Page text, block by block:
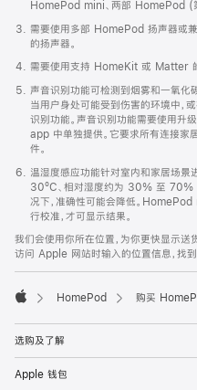
开)
HomePod mini、两部 HomePod (
需要使用多部 HomePod 扬声器或
的扬声器。
需要使用支持 HomeKit 或 Matter 的
声音识别功能可检测到烟雾和一氧化
当用户身处可能受到伤害的环境中，
识别功能。声音识别功能需要使用升
app 中单独提供。它要求所有连接
件。
温湿度感应功能针对室内和家居场景
30ºC、相对湿度约为 30% 至 70%
况下，准确性可能会降低。
行校准，才可显示结果。
我们会使用你所在位置，为你更快显示送
访问 Apple 网站时输入的位置信息，找到
HomePod 购买
选购及了解
Apple 钱包